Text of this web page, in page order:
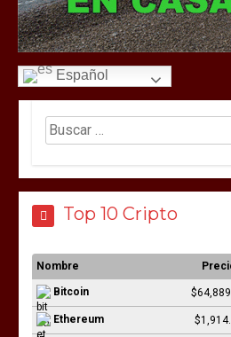
Español
Top 10 Cripto
Nombre
Bitcoin
Ethereum